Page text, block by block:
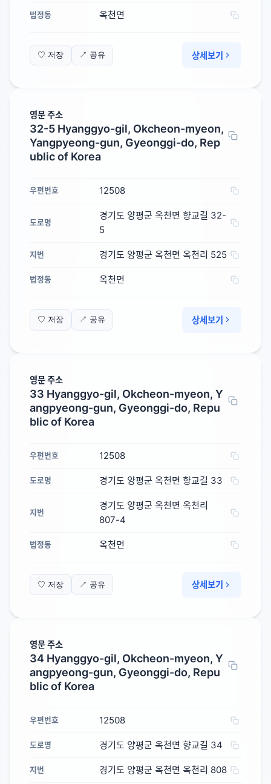
법정동 옥천면
♡ 저장 ↗ 공유 상세보기
영문 주소
32-5 Hyanggyo-gil, Okcheon-myeon,
Yangpyeong-gun, Gyeonggi-do, Rep
ublic of Korea
우편번호 12508
도로명
경기도 양평군 옥천면 향교길 32-
5
지번 경기도 양평군 옥천면 옥천리 525
법정동 옥천면
♡ 저장 ↗ 공유 상세보기
영문 주소
33 Hyanggyo-gil, Okcheon-myeon, Y
angpyeong-gun, Gyeonggi-do, Repu
blic of Korea
우편번호 12508
도로명 경기도 양평군 옥천면 향교길 33
지번
경기도 양평군 옥천면 옥천리
807-4
법정동 옥천면
♡ 저장 ↗ 공유 상세보기
영문 주소
34 Hyanggyo-gil, Okcheon-myeon, Y
angpyeong-gun, Gyeonggi-do, Repu
blic of Korea
우편번호 12508
도로명 경기도 양평군 옥천면 향교길 34
지번 경기도 양평군 옥천면 옥천리 808